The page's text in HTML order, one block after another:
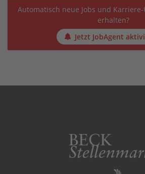
Automatisch neue Jobs und
erhalten?
Jetzt JobAgent